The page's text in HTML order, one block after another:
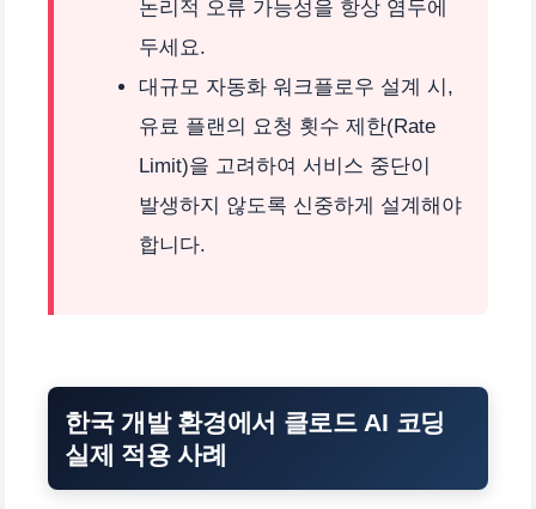
논리적 오류 가능성을 항상 염두에
두세요.
대규모 자동화 워크플로우 설계 시,
유료 플랜의 요청 횟수 제한(Rate
Limit)을 고려하여 서비스 중단이
발생하지 않도록 신중하게 설계해야
합니다.
한국 개발 환경에서 클로드 AI 코딩
실제 적용 사례